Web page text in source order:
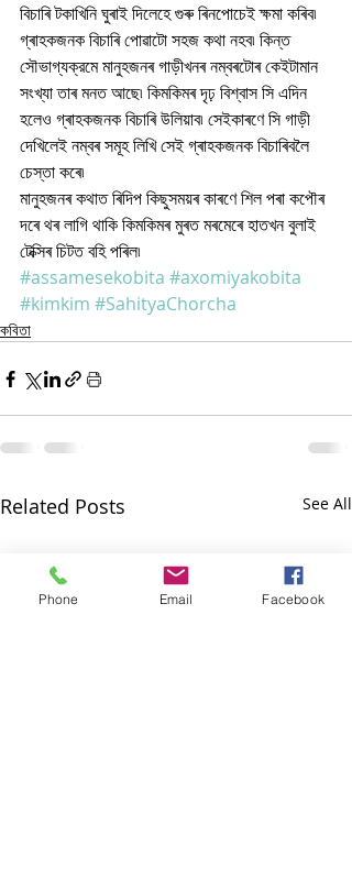
বিচাৰি টকাখিনি ঘুৰাই দিলেহে গুৰু ৰিনপোচেই ক্ষমা কৰিব৷
গ্ৰাহকজনক বিচাৰি পোৱাটো সহজ কথা নহব৷ কিন্ত
সৌভাগ্যক্রমে মানুহজনৰ গাড়ীখনৰ নম্বৰটোৰ কেইটামান
সংখ্যা তাৰ মনত আছে৷ কিমকিমৰ দৃঢ় বিশ্বাস সি এদিন
হলেও গ্ৰাহকজনক বিচাৰি উলিয়াব৷ সেইকাৰণে সি গাড়ী
দেখিলেই নম্বৰ সমূহ লিখি সেই গ্ৰাহকজনক বিচাৰিবলৈ
চেস্তা কৰে৷
মানুহজনৰ কথাত ৰিদিপ কিছুসময়ৰ কাৰণে শিল পৰা কপৌৰ
দৰে থৰ লাগি থাকি কিমকিমৰ মুৰত মৰমেৰে হাতখন বুলাই
টেক্সিৰ চিটত বহি পৰিল৷
#assamesekobita #axomiyakobita
#kimkim #SahityaChorcha
কবিতা
Related Posts See All
Phone Email Facebook